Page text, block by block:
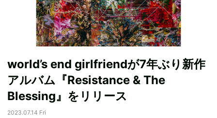
world’s end girlfriendが7年ぶり新作
アルバム『Resistance & The
Blessing』をリリース
2023.07.14 Fri